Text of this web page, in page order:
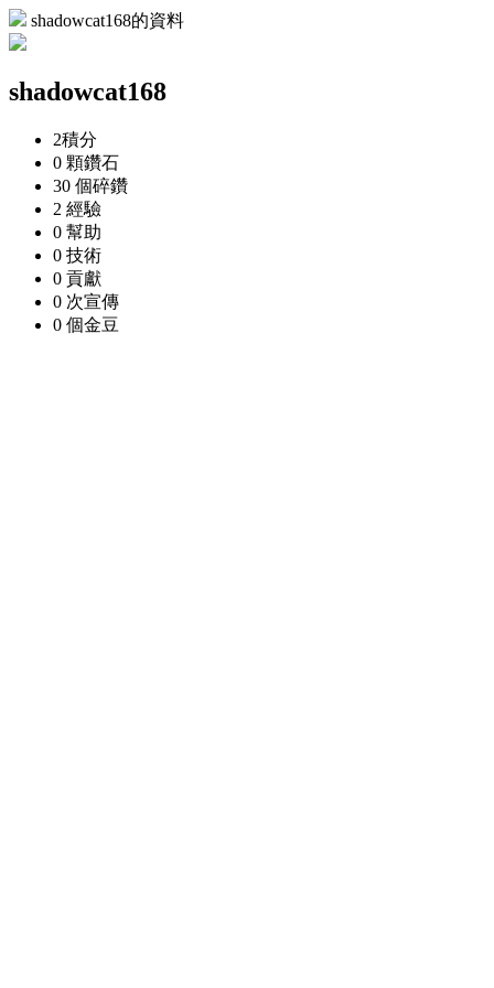
shadowcat168的資料
shadowcat168
2積分
0 顆鑽石
30 個碎鑽
2 經驗
0 幫助
0 技術
0 貢獻
0 次宣傳
0 個金豆